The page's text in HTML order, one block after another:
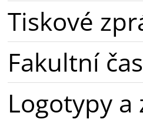
Tiskové
Fakultní
Logotypy a